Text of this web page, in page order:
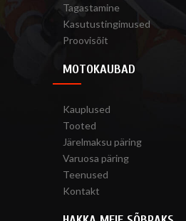
Tagastamine
Kasutustingimused
Proovisõit
MOTOKAUBAD
Kauplused
Tooted
Järelmaksu päring
Varuosa päring
Teenused
Kontakt